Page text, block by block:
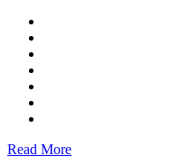
Read More